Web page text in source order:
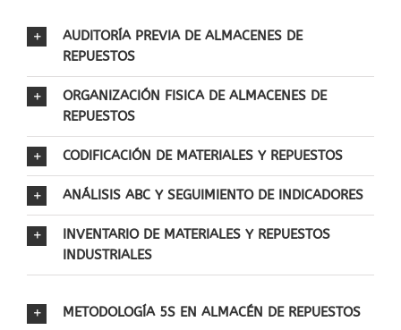
AUDITORÍA PREVIA DE ALMACENES DE
REPUESTOS
ORGANIZACIÓN FISICA DE ALMACENES DE
REPUESTOS
CODIFICACIÓN DE MATERIALES Y REPUESTOS
ANÁLISIS ABC Y SEGUIMIENTO DE INDICADORES
INVENTARIO DE MATERIALES Y REPUESTOS
INDUSTRIALES
METODOLOGÍA 5S EN ALMACÉN DE REPUESTOS